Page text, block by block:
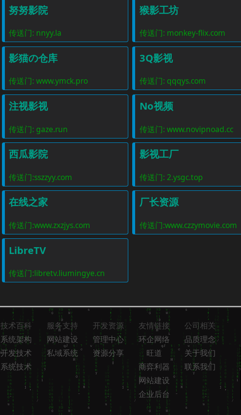
努努影院
传送门: nnyy.la
猴影工坊
传送门: monkey-flix.com
影猫の仓库
传送门: www.ymck.pro
3Q影视
传送门: qqqys.com
注视影视
传送门: gaze.run
No视频
传送门: www.novipnoad.cc
西瓜影院
传送门:sszzyy.com
影视工厂
传送门: 2.ysgc.top
在线之家
传送门:www.zxzjys.com
厂长资源
传送门:www.czzymovie.com
LibreTV
传送门:libretv.liumingye.cn
销于一体的网校系统，
技术百科
系统架构
开发技术
系统技术
服务支持
网站建设
私域系统
开发资源
管理中心
资源分享
友情链接
环企网络
旺道
商弈利器
网站建设
企业后台
公司相关
品质理念
关于我们
联系我们